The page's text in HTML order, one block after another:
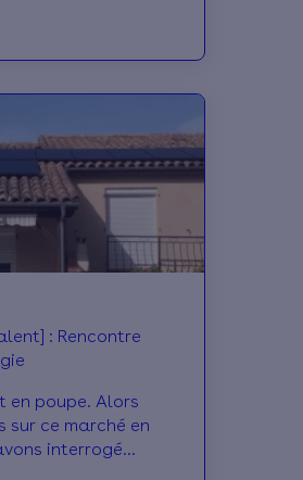
dirigeant de la
dizaine d’années.
on les aime, pleine
: Rencontre
en poupe. Alors
sur ce marché en
interrogé